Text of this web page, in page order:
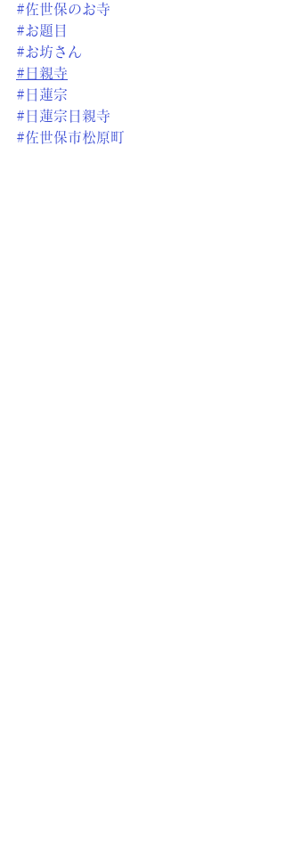
#佐世保のお寺
#お題目
#お坊さん
#日親寺
#日蓮宗
#日蓮宗日親寺
#佐世保市松原町